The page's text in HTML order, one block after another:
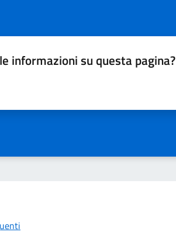
informazioni su questa pagina?